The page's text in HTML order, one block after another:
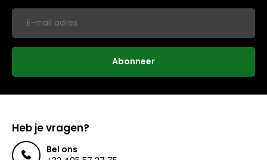
Abonneer
Heb je vragen?
Bel ons